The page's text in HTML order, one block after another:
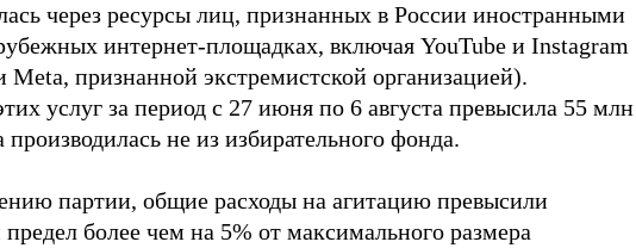
через ресурсы лиц, признанных в России иностранными
интернет-площадках, включая YouTube и Instagram
признанной экстремистской организацией).
услуг за период с 27 июня по 6 августа превысила 55 млн
не из избирательного фонда.
партии, общие расходы на агитацию превысили
более чем на 5% от максимального размера